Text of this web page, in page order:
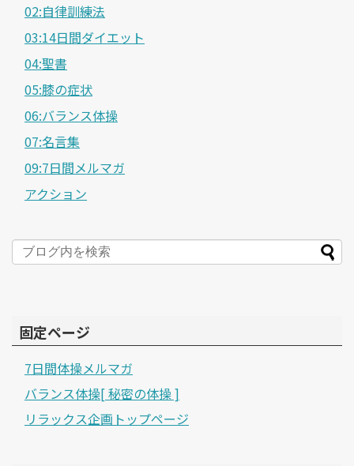
02:自律訓練法
03:14日間ダイエット
04:聖書
05:膝の症状
06:バランス体操
07:名言集
09:7日間メルマガ
アクション
固定ページ
7日間体操メルマガ
バランス体操[ 秘密の体操 ]
リラックス企画トップページ